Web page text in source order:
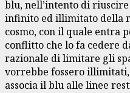
blu, nell’intento di
infinito ed illimitato della
cosmo, con il quale entra
conflitto che lo fa cedere
razionale di limitare gli
vorrebbe fossero
associa il blu alle linee